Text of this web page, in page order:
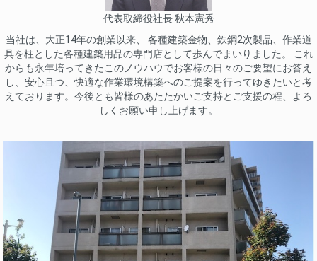
代表取締役社長 秋本憲秀
当社は、大正14年の創業以来、 各種建築金物、鉄鋼2次製品、作業道
具を柱とした各種建築用品の専門店として歩んでまいりました。 これ
からも永年培ってきたこのノウハウでお客様の日々のご要望にお答え
し、安心且つ、快適な作業環境構築へのご提案を行ってゆきたいと考
えております。今後とも皆様のあたたかいご支持とご支援の程、よろ
しくお願い申し上げます。